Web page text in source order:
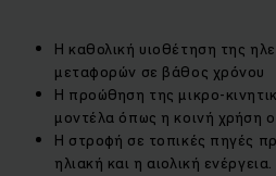
Η καθολική υιοθέτηση της
μεταφορών σε βάθος χρόνου
Η προώθηση της μικρο-
μοντέλα όπως η κοινή χρήση
Η στροφή σε τοπικές πηγές
ηλιακή και η αιολική ενέργεια.